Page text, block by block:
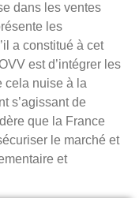
dans les ventes
les
a constitué à cet
est d’intégrer les
cela nuise à la
s’agissant de
que la France
le marché et
et